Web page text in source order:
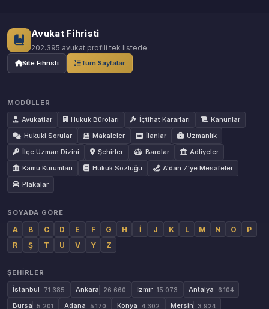
Avukat Fihristi
202.395 avukat profili tek listede
Site Fihristi Tüm Sayfalar
MODÜLLER
Avukatlar
Hukuk Büroları İçtihat Kararları
Kanunlar
Hukuki Sorular
Makaleler İlanlar
Uzmanlık
İlçe Uzman Dizini
Şehirler Barolar
Adliyeler
Kamu Kurumları
Hukuk Sözlüğü
A'dan Z'ye Mesafeler
Plakalar
SOYADA GÖRE
A B C D E F G H İ J K L M N O
P
R
Ş T U V Y Z
ŞEHIRLER
İstanbul
71.385 Ankara 26.660 İzmir 15.073 Antalya 6.104
Bursa 5.201 Adana 5.170 Konya 4.302 Mersin 3.924